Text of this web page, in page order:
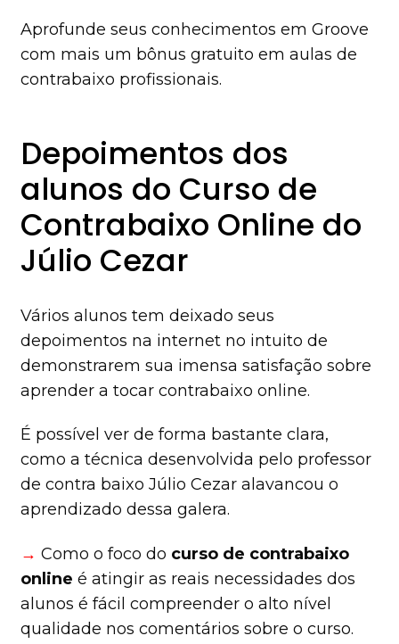
Aprofunde seus conhecimentos em Groove
com mais um bônus gratuito em aulas de
contrabaixo profissionais.
Depoimentos dos
alunos do Curso de
Contrabaixo Online do
Júlio Cezar
Vários alunos tem deixado seus
depoimentos na internet no intuito de
demonstrarem sua imensa satisfação sobre
aprender a tocar contrabaixo online.
É possível ver de forma bastante clara,
como a técnica desenvolvida pelo professor
de contra baixo Júlio Cezar alavancou o
aprendizado dessa galera.
→ Como o foco do curso de contrabaixo
online é atingir as reais necessidades dos
alunos é fácil compreender o alto nível
qualidade nos comentários sobre o curso.